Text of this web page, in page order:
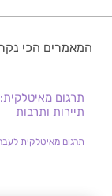
המאמרים הכי
תרגום מאיטלקית:
תיירות ותרבות
תרגום מאיטלקית